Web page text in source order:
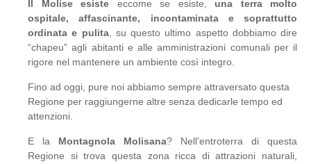
Il Molise esiste eccome se esiste, una terra molto
ospitale, affascinante, incontaminata e soprattutto
ordinata e pulita, su questo ultimo aspetto dobbiamo dire
“chapeu” agli abitanti e alle amministrazioni comunali per il
rigore nel mantenere un ambiente così integro.
Fino ad oggi, pure noi abbiamo sempre attraversato questa
Regione per raggiungerne altre senza dedicarle tempo ed
attenzioni.
E la Montagnola Molisana? Nell’entroterra di questa
Regione si trova questa zona ricca di attrazioni naturali,